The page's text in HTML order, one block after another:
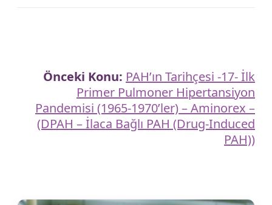
Önceki Konu: PAH’ın Tarihçesi -17- İlk
Primer Pulmoner Hipertansiyon
Pandemisi (1965-1970’ler) – Aminorex –
(DPAH – İlaca Bağlı PAH (Drug-Induced
PAH))